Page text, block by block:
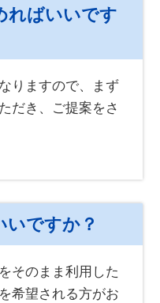
ればいいです
りますので、まず
だき、ご提案をさ
いですか？
そのまま利用した
希望される方がお